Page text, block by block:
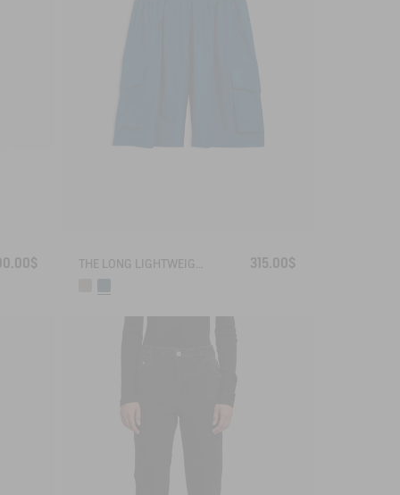
THE LONG LIGHTWEIGHT SHORTS AIGLE EXPERIENCE BY ÉTUDES 315.00$